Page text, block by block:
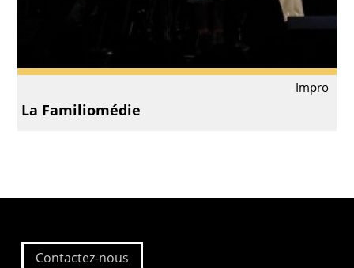
Impro
La Familiomédie
Contactez-nous